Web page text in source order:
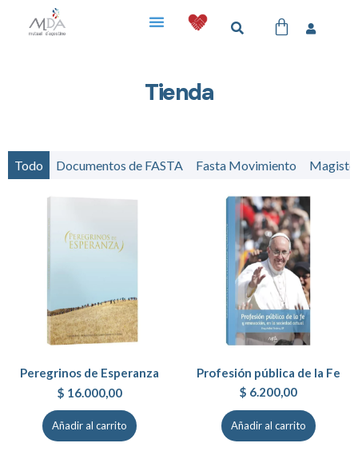
Tienda
Documentos de FASTA Fasta Movimiento
Todo
Peregrinos de Esperanza
$ 16.000,00
Añadir al carrito
Profesión pública de la Fe
$ 6.200,00
Añadir al carrito